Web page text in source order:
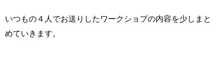
いつもの４人でお送りしたワークショプの内容を少しまと
めていきます。